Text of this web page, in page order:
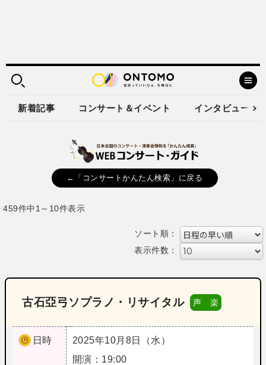
新着記事 コンサート＆イベント インタビュー
←「コンサートかんたん検索」に戻る
459件中1～10件表示
ソート順：
表示件数：
古石亞弓ソプラノ・リサイタル 声 楽
日時
2025年10月8日（水）
開演：19:00